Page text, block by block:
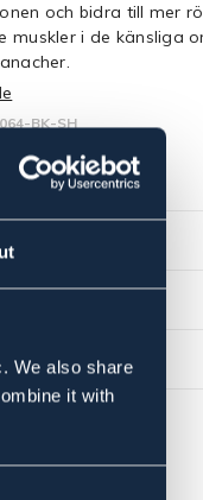
We also share
it with
och bidra till mer
muskler i de känsliga
BK-SH